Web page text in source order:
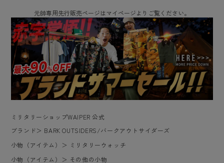
元帥専用先行販売ページはマイページよりご覧ください。
ミリタリーショップWAIPER 公式
ブランド＞ BARK OUTSIDERS/バークアウトサイダーズ
小物（アイテム）
＞ ミリタリーウォッチ
小物（アイテム）
＞ その他の小物